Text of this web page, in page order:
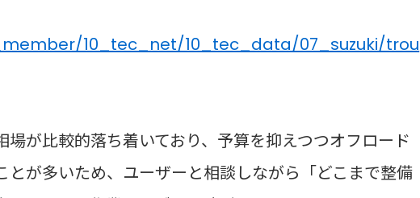
10_tec_net/10_tec_data/07_suzuki/trou
場が比較的落ち着いており、予算を抑えつつオフロード
とが多いため、ユーザーと相談しながら「どこまで整備